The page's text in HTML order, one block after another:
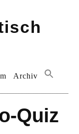
Archiv
Quiz